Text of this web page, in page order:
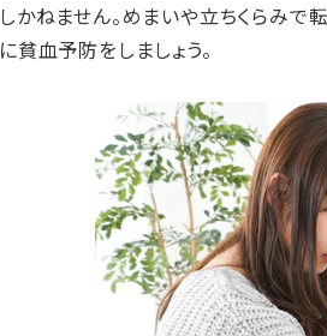
しかねません。めまいや立ちくらみで
に貧血予防をしましょう。